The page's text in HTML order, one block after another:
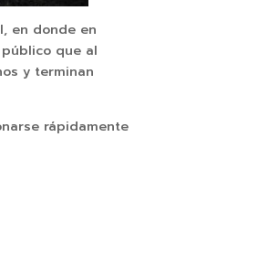
en donde en
que al
y terminan
rápidamente